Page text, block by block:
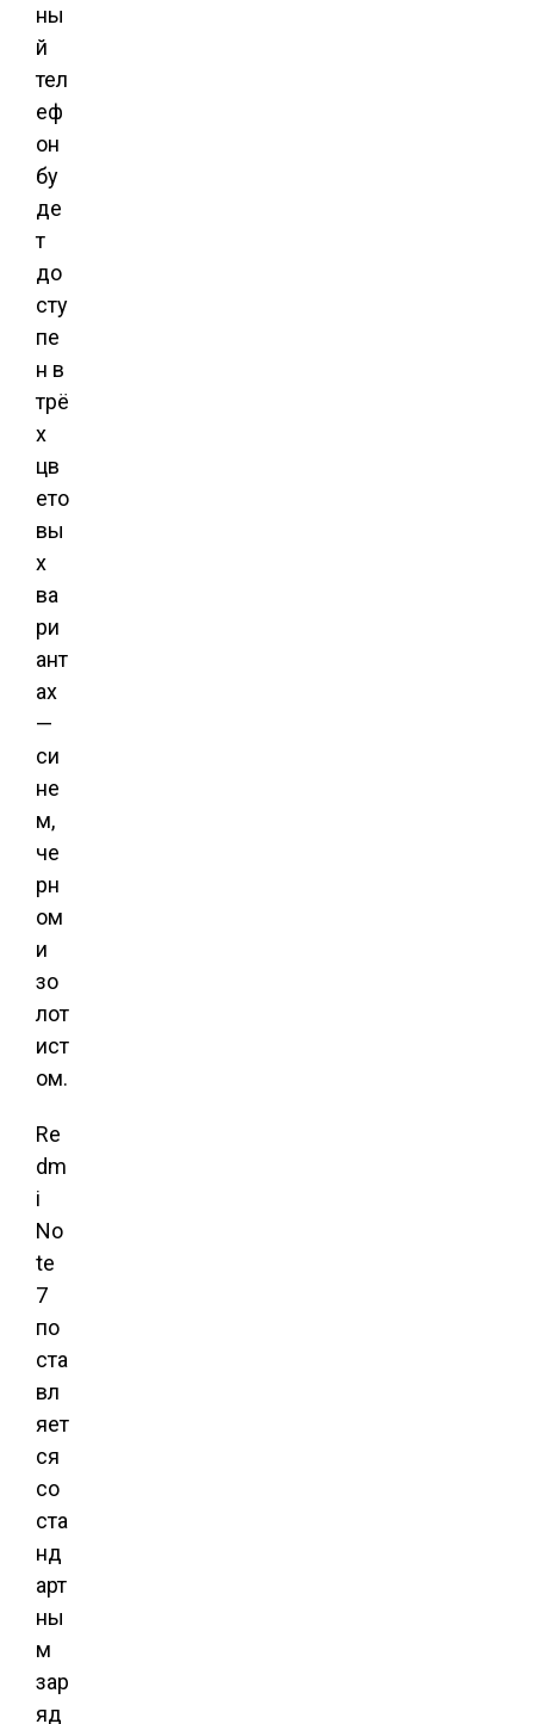
ны
й
тел
еф
он
бу
де
т
до
сту
пе
н в
трё
х
цв
ето
вы
х
ва
ри
ант
ах
—
си
не
м,
че
рн
ом
и
зо
лот
ист
ом.
Re
dm
i
No
te
7
по
ста
вл
яет
ся
со
ста
нд
арт
ны
м
зар
яд